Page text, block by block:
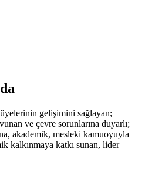
gelişimini sağlayan;
ve çevre sorunlarına duyarlı;
akademik, mesleki kamuoyuyla
kalkınmaya katkı sunan, lider